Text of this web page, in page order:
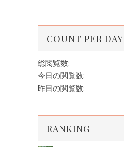
COUNT PER DAY
総閲覧数:
今日の閲覧数:
昨日の閲覧数:
RANKING